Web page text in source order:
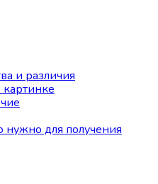
и различия
картинке
нужно для получения